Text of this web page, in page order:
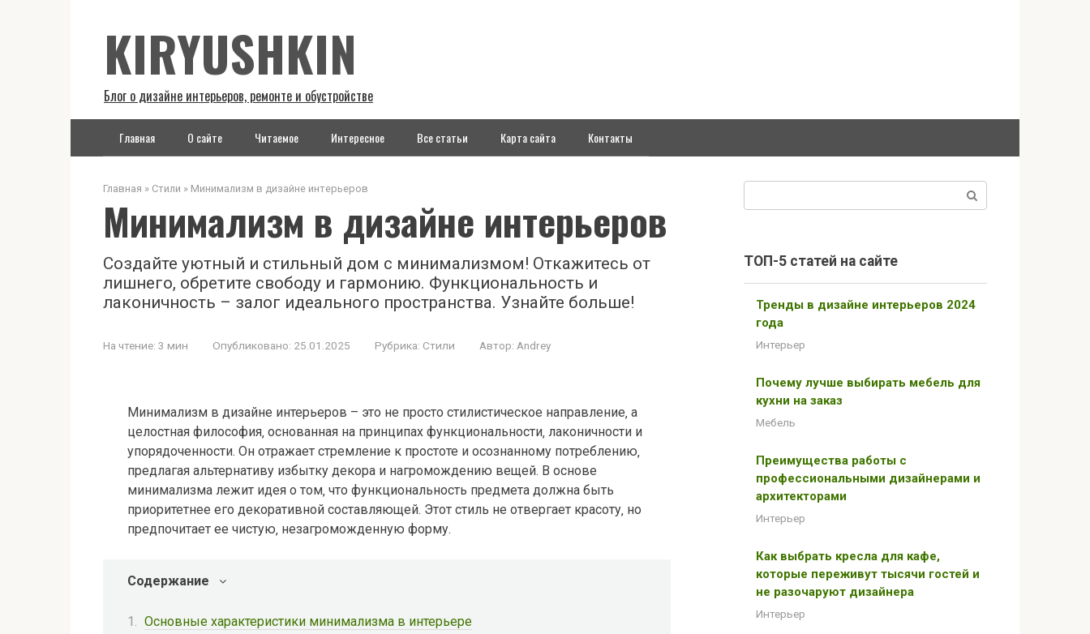
KIRYUSHKIN
Блог о дизайне интерьеров, ремонте и обустройстве
Главная О сайте Читаемое Интересное Все статьи Карта сайта Контакты
Главная » Стили » Минимализм в дизайне интерьеров
Минимализм в дизайне интерьеров
Создайте уютный и стильный дом с минимализмом! Откажитесь от
лишнего, обретите свободу и гармонию. Функциональность и
лаконичность – залог идеального пространства. Узнайте больше!
На чтение: 3 мин Опубликовано: 25.01.2025 Рубрика: Стили Автор: Andrey
Минимализм в дизайне интерьеров – это не просто стилистическое направление‚ а
целостная философия‚ основанная на принципах функциональности‚ лаконичности и
упорядоченности. Он отражает стремление к простоте и осознанному потреблению‚
предлагая альтернативу избытку декора и нагромождению вещей. В основе
минимализма лежит идея о том‚ что функциональность предмета должна быть
приоритетнее его декоративной составляющей. Этот стиль не отвергает красоту‚ но
предпочитает ее чистую‚ незагроможденную форму.
Содержание
Основные характеристики минимализма в интерьере
ТОП-5 статей на сайте
Тренды в дизайне интерьеров 2024
года
Интерьер
Почему лучше выбирать мебель для
кухни на заказ
Мебель
Преимущества работы с
профессиональными дизайнерами и
архитекторами
Интерьер
Как выбрать кресла для кафе,
которые переживут тысячи гостей и
не разочаруют дизайнера
Интерьер